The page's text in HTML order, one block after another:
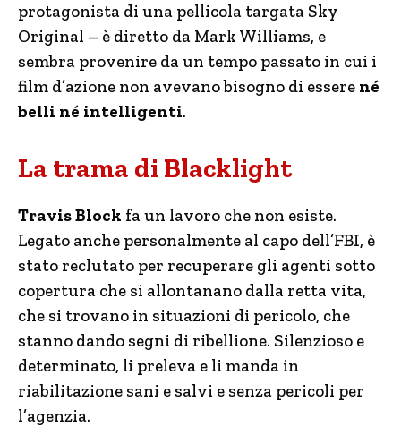
protagonista di una pellicola targata Sky
Original – è diretto da Mark Williams, e
sembra provenire da un tempo passato in cui i
film d’azione non avevano bisogno di essere né
belli né intelligenti.
La trama di Blacklight
Travis Block fa un lavoro che non esiste.
Legato anche personalmente al capo dell’FBI, è
stato reclutato per recuperare gli agenti sotto
copertura che si allontanano dalla retta vita,
che si trovano in situazioni di pericolo, che
stanno dando segni di ribellione. Silenzioso e
determinato, li preleva e li manda in
riabilitazione sani e salvi e senza pericoli per
l’agenzia.